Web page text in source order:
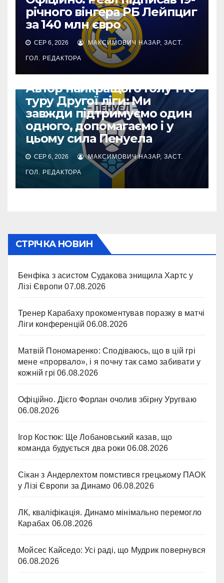
річного вінгера РБ Лейпциг
за 140 млн євро
СЕР 6, 2026 МАКСИМОВИЧ НАЗАР, ЗАСТ.
ГОЛ. РЕДАКТОРА
ДРУГА ЛІГА
Автор найкращого голу 1-го
туру Другої ліги: Ми
завжди підтримуємо один
одного, допомагаємо і у
цьому сила Пенуела
СЕР 6, 2026 МАКСИМОВИЧ НАЗАР, ЗАСТ.
ГОЛ. РЕДАКТОРА
СТРІЧКА НОВИН
Бенфіка з асистом Судакова знищила Хартс у
Лізі Європи 07.08.2026
Тренер Карабаху прокоментував поразку в матчі
Ліги конференцій 06.08.2026
Матвій Пономаренко: Сподіваюсь, що в цій грі
мене «прорвало», і я почну так само забивати у
кожній грі 06.08.2026
Офіційно. Дієго Форлан очолив збірну Уругваю
06.08.2026
Ігор Костюк: Ще Лобановський казав, що
команда будується два роки 06.08.2026
Сікан з Андерлехтом помстився грецькому ПАОК
у Лізі Європи за Динамо 06.08.2026
ЛК, кваліфікація. Динамо мінімально перемогло
Карабах 06.08.2026
Мойсес Кайседо: Усі раді, що Мудрик повернувся
06.08.2026